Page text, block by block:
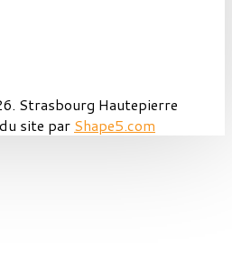
Strasbourg Hautepierre
site par Shape5.com